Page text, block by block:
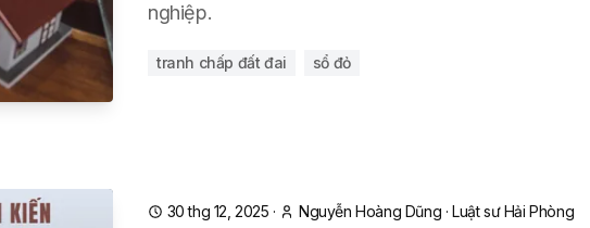
nghiệp.
tranh chấp đất đai sổ đỏ
30 thg 12, 2025 · Nguyễn Hoàng Dũng ·Luật sư Hải Phòng